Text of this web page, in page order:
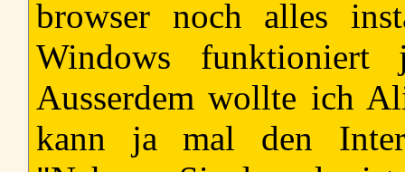
browser noch alles
Windows
Ausserdem wollte ich
kann ja mal den